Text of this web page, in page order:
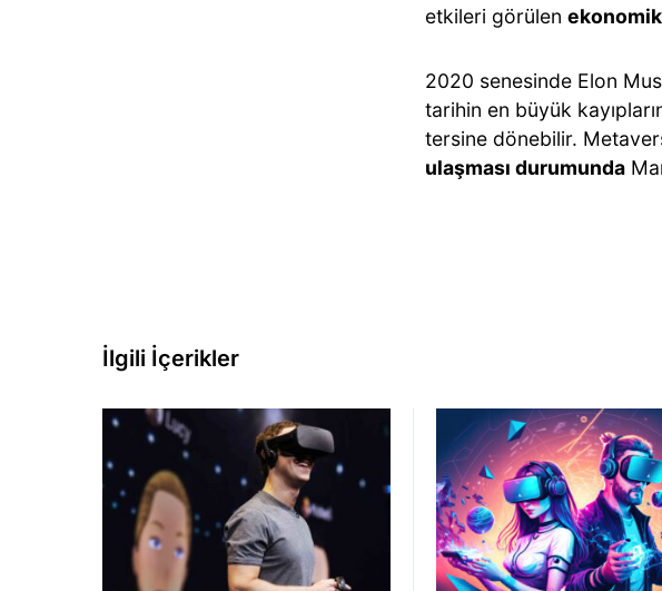
etkileri görülen
2020 senesinde Elon
tarihin en büyük
tersine dönebilir.
ulaşması durumunda
İlgili İçerikler